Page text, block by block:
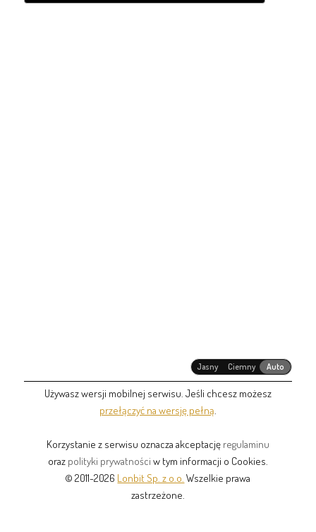
Jasny Ciemny Auto
Używasz wersji mobilnej serwisu. Jeśli chcesz możesz
przełączyć na wersję pełną
Korzystanie z serwisu oznacza akceptację regulaminu
oraz polityki prywatności w tym informacji o Cookies.
© 2011-2026 Lonbit Sp. z o.o. Wszelkie prawa
zastrzeżone.